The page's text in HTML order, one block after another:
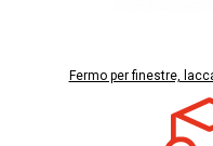
Fermo per finestre,